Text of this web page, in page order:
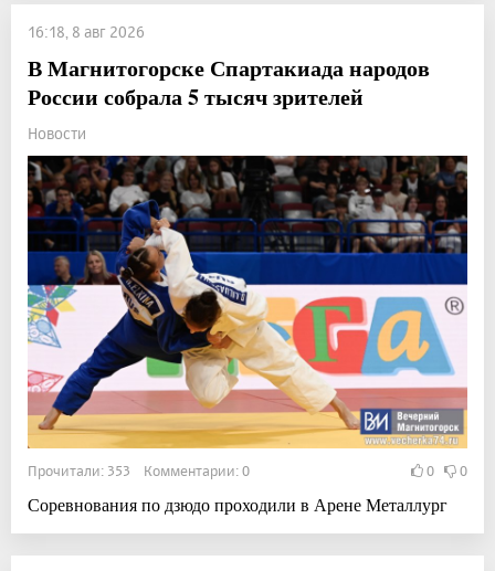
16:18, 8 авг 2026
В Магнитогорске Спартакиада народов
России собрала 5 тысяч зрителей
Новости
Прочитали: 353 Комментарии: 0 0 0
Соревнования по дзюдо проходили в Арене Металлург